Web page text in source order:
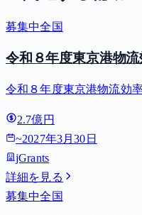
募集中全国
令和８年度東京港物
令和８年度東京港物流効
2.7億円
~2027年3月30日
jGrants
詳細を見る
募集中全国